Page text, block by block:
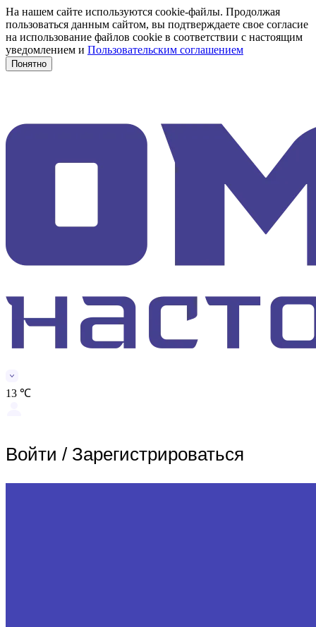
На нашем сайте используются cookie-файлы. Продолжая
пользоваться данным сайтом, вы подтверждаете свое согласие
на использование файлов cookie в соответствии с настоящим
уведомлением и Пользовательским соглашением
Понятно
13 ℃
Войти / Зарегистрироваться